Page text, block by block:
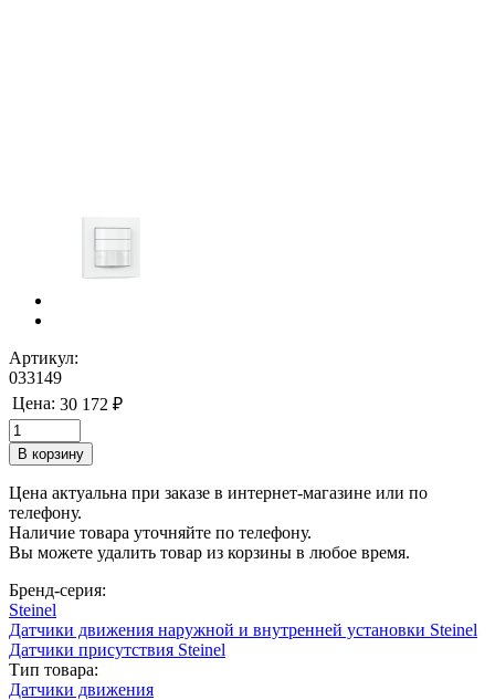
Артикул:
033149
Цена: 30 172 ₽
Цена актуальна при заказе в интернет-магазине или по
телефону.
Наличие товара уточняйте по телефону.
Вы можете удалить товар из корзины в любое время.
Бренд-серия:
Steinel
Датчики движения наружной и внутренней установки Steinel
Датчики присутствия Steinel
Тип товара:
Датчики движения